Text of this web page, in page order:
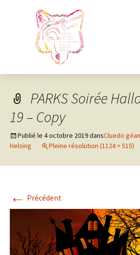
PARKS Soirée
19 – Copy
Publié le 4 octobre 2019dansCluedo
Helsing
Pleine résolution (1124 × 515)
← Précédent